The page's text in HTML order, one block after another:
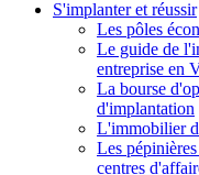
S'implanter et réussir
Les pôles
Le guide de
entreprise en
La bourse
d'implantation
L'immobilier
Les
centres